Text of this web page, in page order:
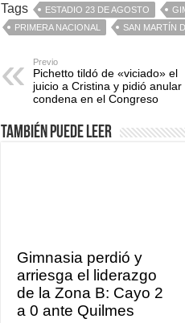
Tags ESTADIO 23 DE AGOSTO
PRIMERA NACIONAL
SAN MARTÍN
Previo
Pichetto tildó de «viciado» el
juicio a Cristina y pidió anular
condena en el Congreso
También puede leer
Gimnasia perdió y
arriesga el liderazgo
de la Zona B: Cayo 2
a 0 ante Quilmes